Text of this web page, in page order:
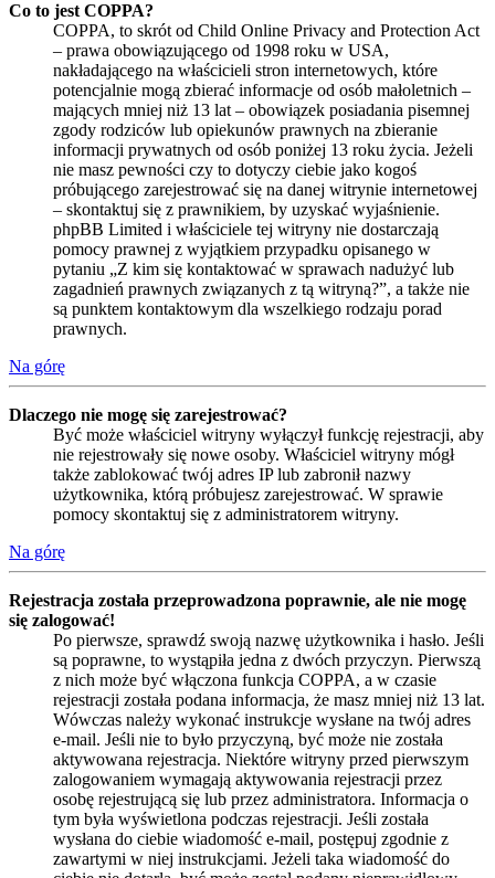
Co to jest COPPA?
COPPA, to skrót od Child Online Privacy and Protection Act
– prawa obowiązującego od 1998 roku w USA,
nakładającego na właścicieli stron internetowych, które
potencjalnie mogą zbierać informacje od osób małoletnich –
mających mniej niż 13 lat – obowiązek posiadania pisemnej
zgody rodziców lub opiekunów prawnych na zbieranie
informacji prywatnych od osób poniżej 13 roku życia. Jeżeli
nie masz pewności czy to dotyczy ciebie jako kogoś
próbującego zarejestrować się na danej witrynie internetowej
– skontaktuj się z prawnikiem, by uzyskać wyjaśnienie.
phpBB Limited i właściciele tej witryny nie dostarczają
pomocy prawnej z wyjątkiem przypadku opisanego w
pytaniu „Z kim się kontaktować w sprawach nadużyć lub
zagadnień prawnych związanych z tą witryną?”, a także nie
są punktem kontaktowym dla wszelkiego rodzaju porad
prawnych.
Na górę
Dlaczego nie mogę się zarejestrować?
Być może właściciel witryny wyłączył funkcję rejestracji, aby
nie rejestrowały się nowe osoby. Właściciel witryny mógł
także zablokować twój adres IP lub zabronił nazwy
użytkownika, którą próbujesz zarejestrować. W sprawie
pomocy skontaktuj się z administratorem witryny.
Na górę
Rejestracja została przeprowadzona poprawnie, ale nie mogę
się zalogować!
Po pierwsze, sprawdź swoją nazwę użytkownika i hasło. Jeśli
są poprawne, to wystąpiła jedna z dwóch przyczyn. Pierwszą
z nich może być włączona funkcja COPPA, a w czasie
rejestracji została podana informacja, że masz mniej niż 13 lat.
Wówczas należy wykonać instrukcje wysłane na twój adres
e-mail. Jeśli nie to było przyczyną, być może nie została
aktywowana rejestracja. Niektóre witryny przed pierwszym
zalogowaniem wymagają aktywowania rejestracji przez
osobę rejestrującą się lub przez administratora. Informacja o
tym była wyświetlona podczas rejestracji. Jeśli została
wysłana do ciebie wiadomość e-mail, postępuj zgodnie z
zawartymi w niej instrukcjami. Jeżeli taka wiadomość do